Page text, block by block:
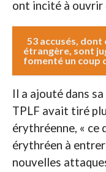
ont incité à ouvrir
53 accusés,
étrangère, sont
fomenté un coup
Il a ajouté dans
TPLF avait tiré
érythréenne, « ce
érythréen à
nouvelles